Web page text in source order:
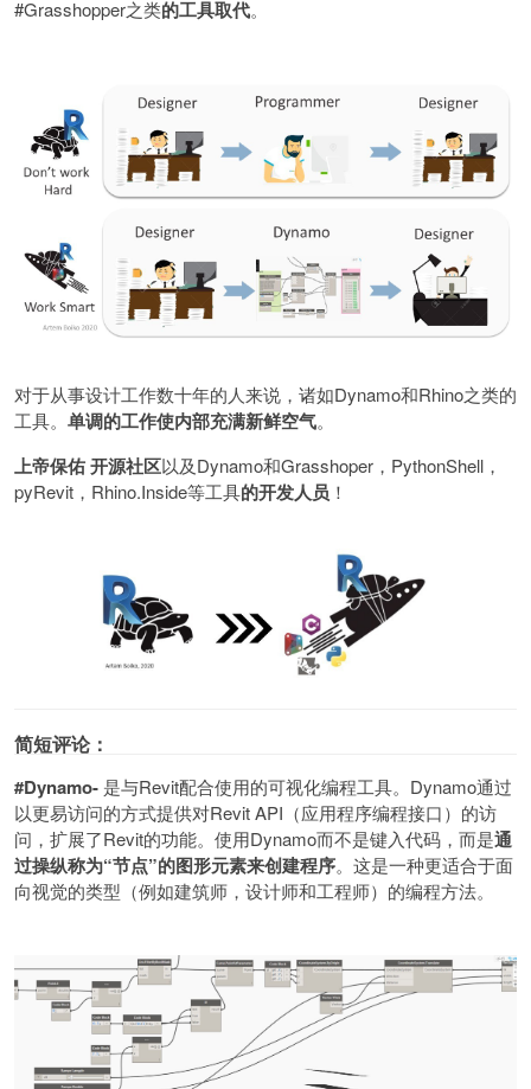
#Grasshopper之类的工具取代。
对于从事设计工作数十年的人来说，诸如Dynamo和Rhino之类的
工具。 单调的工作使内部充满新鲜空气。
上帝保佑开源社区以及Dynamo和Grasshoper ， PythonShell ，
pyRevit ， Rhino.Inside等工具的开发人员 ！
简短评论：
#Dynamo- 是与Revit配合使用的可视化编程工具。 Dynamo通过
以更易访问的方式提供对Revit API （应用程序编程接口）的访
问，扩展了Revit的功能。使用Dynamo而不是键入代码，而是通
过操纵称为“节点”的图形元素来创建程序。这是一种更适合于面
向视觉的类型（例如建筑师，设计师和工程师）的编程方法。